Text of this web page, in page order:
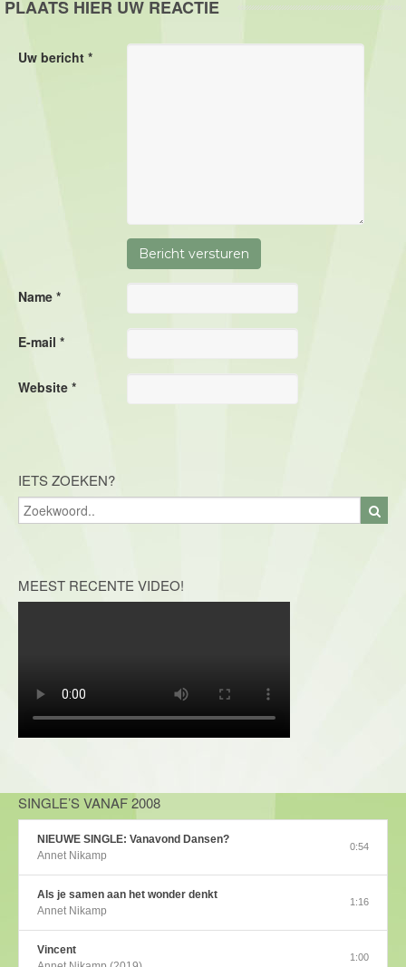
PLAATS HIER UW REACTIE
Uw bericht *
Name *
E-mail *
Website *
IETS ZOEKEN?
MEEST RECENTE VIDEO!
SINGLE’S VANAF 2008
NIEUWE SINGLE: Vanavond Dansen?
Annet Nikamp
0:54
Als je samen aan het wonder denkt
Annet Nikamp
1:16
Vincent
1:00